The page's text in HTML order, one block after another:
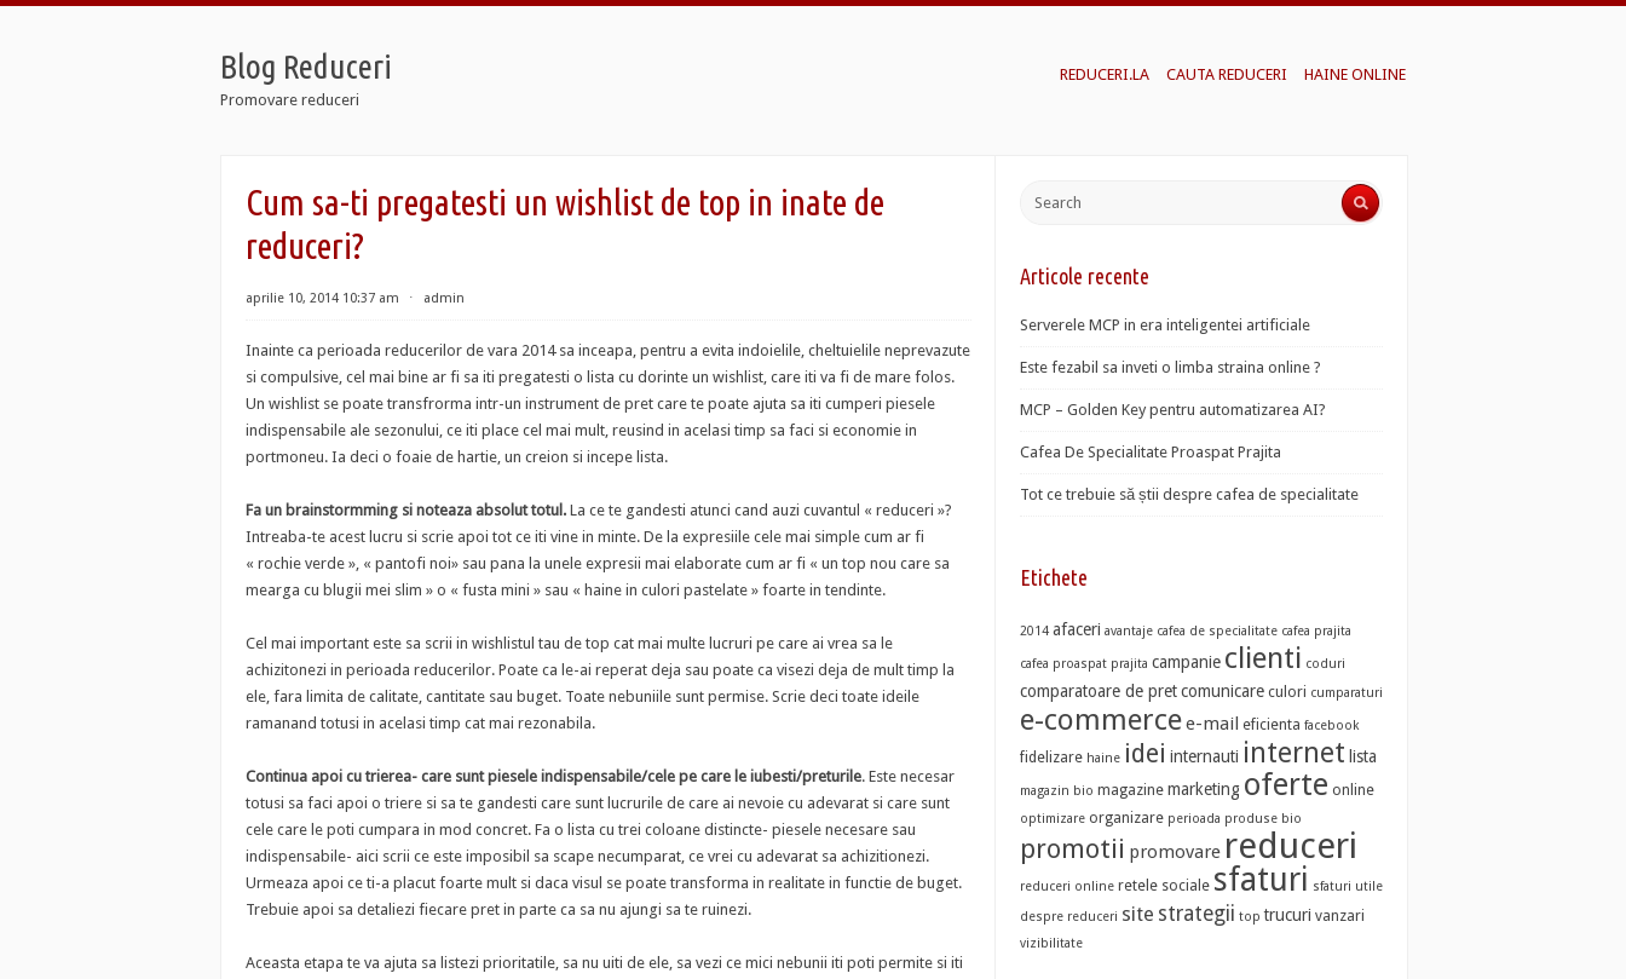
Blog Reduceri
Promovare reduceri
REDUCERI.LA CAUTA REDUCERI HAINE ONLINE
Cum sa-ti pregatesti un wishlist de top in inate de
reduceri?
aprilie 10, 2014 10:37 am ⋅ admin
Inainte ca perioada reducerilor de vara 2014 sa inceapa, pentru a evita indoielile, cheltuielile neprevazute
si compulsive, cel mai bine ar fi sa iti pregatesti o lista cu dorinte un wishlist, care iti va fi de mare folos.
Un wishlist se poate transfrorma intr-un instrument de pret care te poate ajuta sa iti cumperi piesele
indispensabile ale sezonului, ce iti place cel mai mult, reusind in acelasi timp sa faci si economie in
portmoneu. Ia deci o foaie de hartie, un creion si incepe lista.
Fa un brainstormming si noteaza absolut totul. La ce te gandesti atunci cand auzi cuvantul « reduceri »?
Intreaba-te acest lucru si scrie apoi tot ce iti vine in minte. De la expresiile cele mai simple cum ar fi
« rochie verde », « pantofi noi» sau pana la unele expresii mai elaborate cum ar fi « un top nou care sa
mearga cu blugii mei slim » o « fusta mini » sau « haine in culori pastelate » foarte in tendinte.
Cel mai important este sa scrii in wishlistul tau de top cat mai multe lucruri pe care ai vrea sa le
achizitonezi in perioada reducerilor. Poate ca le-ai reperat deja sau poate ca visezi deja de mult timp la
ele, fara limita de calitate, cantitate sau buget. Toate nebuniile sunt permise. Scrie deci toate ideile
ramanand totusi in acelasi timp cat mai rezonabila.
Continua apoi cu trierea- care sunt piesele indispensabile/cele pe care le iubesti/preturile. Este necesar
totusi sa faci apoi o triere si sa te gandesti care sunt lucrurile de care ai nevoie cu adevarat si care sunt
cele care le poti cumpara in mod concret. Fa o lista cu trei coloane distincte- piesele necesare sau
indispensabile- aici scrii ce este imposibil sa scape necumparat, ce vrei cu adevarat sa achizitionezi.
Urmeaza apoi ce ti-a placut foarte mult si daca visul se poate transforma in realitate in functie de buget.
Trebuie apoi sa detaliezi fiecare pret in parte ca sa nu ajungi sa te ruinezi.
Aceasta etapa te va ajuta sa listezi prioritatile, sa nu uiti de ele, sa vezi ce mici nebunii iti poti permite si iti
Articole recente
Serverele MCP in era inteligentei artificiale
Este fezabil sa inveti o limba straina online ?
MCP – Golden Key pentru automatizarea AI?
Cafea De Specialitate Proaspat Prajita
Tot ce trebuie să știi despre cafea de specialitate
Etichete
2014 afaceri avantaje cafea de specialitate cafea prajita
cafea proaspat prajita campanie clienti coduri
comparatoare de pretcomunicare culori cumparaturi
e-commercee-mail eficienta facebook
fidelizare haine idei internauti internet lista
magazin bio magazine marketing oferte online
optimizare organizare perioada produse bio
promotii promovare reduceri
reduceri online retele sociale sfaturi sfaturi utile
despre reduceri site strategii top trucuri vanzari
vizibilitate